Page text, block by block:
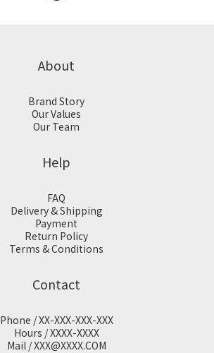
About
Brand Story
Our Values
Our Team
Help
FAQ
Delivery & Shipping
Payment
Return Policy
Terms & Conditions
Contact
Phone / XX-XXX-XXX-XXX
Hours / XXXX-XXXX
Mail / XXX@XXXX.COM